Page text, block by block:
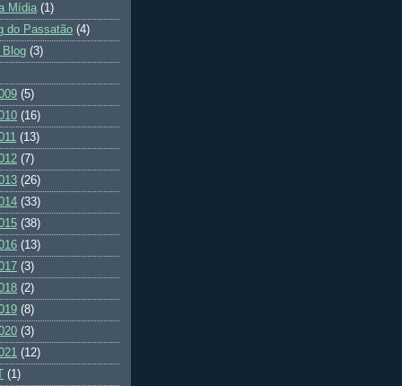
Mídia (1)
do Passatão (4)
Blog (3)
(5)
(16)
(13)
(7)
(26)
(33)
(38)
(13)
(3)
(2)
(8)
(3)
(12)
(1)